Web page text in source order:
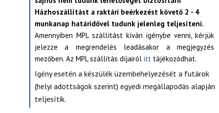
Házhoszállítást a raktári beérkezést követő 2 - 4
munkanap határidővel tudunk jelenleg teljesíteni.
Amennyiben MPL szállítást kíván igénybe venni, kérjük
jelezze a megrendelés leadásakor a megjegyzés
mezőben. Az MPL szállítás díjairól itt tájékozódhat.
Igény esetén a készülék üzembehelyezését a futárok
(helyi adottságok szerint) egyedi megállapodás alapján
teljesítik.